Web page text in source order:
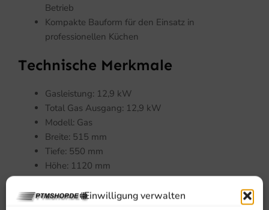
Einwilligung verwalten
Betrieb
Kompakte Bauform für den Einsatz in
professionellen Küchen
Technische Merkmale
Gasleistung: 12,9 kW
Total Gas Ausgang: 12,9 kW
Modell: Gas
Breite: 515 mm
Tiefe: 550 mm
Höhe: 1120 mm
Bruttogewicht: 34 kg
EAN-Code: 7435137883814